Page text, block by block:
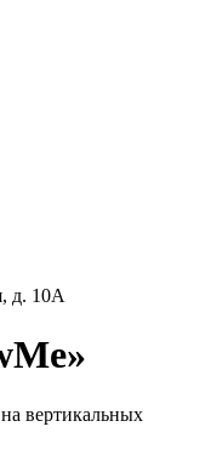
д. 10А
вертикальных